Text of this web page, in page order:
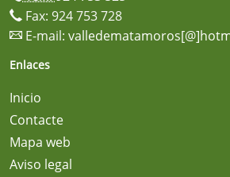
Fax: 924 753 728
E-mail:
Enlaces
Inicio
Contacte
Mapa web
Aviso legal